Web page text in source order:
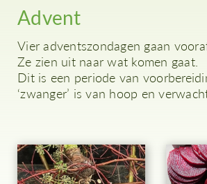
Advent
Vier adventszondagen gaan
Ze zien uit naar wat komen gaat.
Dit is een periode van
‘zwanger’ is van hoop en